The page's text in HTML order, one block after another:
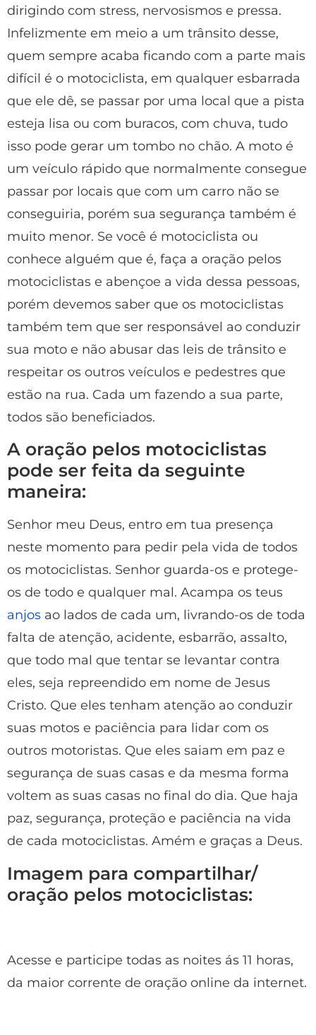
dirigindo com stress, nervosismos e pressa.
Infelizmente em meio a um trânsito desse,
quem sempre acaba ficando com a parte mais
difícil é o motociclista, em qualquer esbarrada
que ele dê, se passar por uma local que a pista
esteja lisa ou com buracos, com chuva, tudo
isso pode gerar um tombo no chão. A moto é
um veículo rápido que normalmente consegue
passar por locais que com um carro não se
conseguiria, porém sua segurança também é
muito menor. Se você é motociclista ou
conhece alguém que é, faça a oração pelos
motociclistas e abençoe a vida dessa pessoas,
porém devemos saber que os motociclistas
também tem que ser responsável ao conduzir
sua moto e não abusar das leis de trânsito e
respeitar os outros veículos e pedestres que
estão na rua. Cada um fazendo a sua parte,
todos são beneficiados.
A oração pelos motociclistas
pode ser feita da seguinte
maneira:
Senhor meu Deus, entro em tua presença
neste momento para pedir pela vida de todos
os motociclistas. Senhor guarda-os e protege-
os de todo e qualquer mal. Acampa os teus
anjos ao lados de cada um, livrando-os de toda
falta de atenção, acidente, esbarrão, assalto,
que todo mal que tentar se levantar contra
eles, seja repreendido em nome de Jesus
Cristo. Que eles tenham atenção ao conduzir
suas motos e paciência para lidar com os
outros motoristas. Que eles saiam em paz e
segurança de suas casas e da mesma forma
voltem as suas casas no final do dia. Que haja
paz, segurança, proteção e paciência na vida
de cada motociclistas. Amém e graças a Deus.
Imagem para compartilhar/
oração pelos motociclistas:
Acesse e participe todas as noites ás 11 horas,
da maior corrente de oração online da internet.